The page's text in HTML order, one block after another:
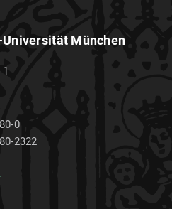
München
0
2322